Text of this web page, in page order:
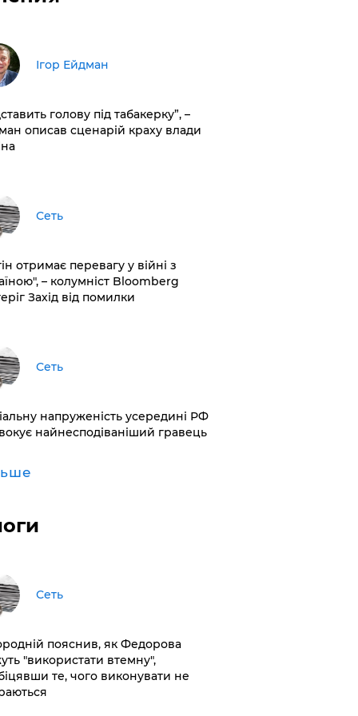
Ігор Ейдман
голову під табакерку”, –
описав сценарій краху влади
Сеть
отримає перевагу у війні з
– колумніст Bloomberg
Захід від помилки
Сеть
напруженість усередині РФ
найнесподіваніший гравець
Сеть
пояснив, як Федорова
"використати втемну",
те, чого виконувати не